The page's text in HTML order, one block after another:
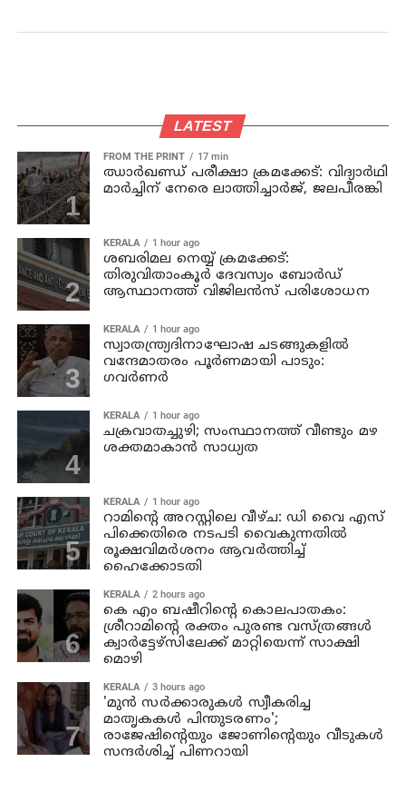
LATEST
FROM THE PRINT 17 min
ഝാര്‍ഖണ്ഡ് പരീക്ഷാ ക്രമക്കേട്: വിദ്യാര്‍ഥി
മാര്‍ച്ചിന് നേരെ ലാത്തിച്ചാര്‍ജ്, ജലപീരങ്കി
KERALA 1 hour ago
ശബരിമല നെയ്യ് ക്രമക്കേട്:
തിരുവിതാംകൂര്‍ ദേവസ്വം ബോര്‍ഡ്
ആസ്ഥാനത്ത് വിജിലന്‍സ് പരിശോധന
KERALA 1 hour ago
സ്വാതന്ത്ര്യദിനാഘോഷ ചടങ്ങുകളില്‍
വന്ദേമാതരം പൂര്‍ണമായി പാടും:
ഗവര്‍ണര്‍
KERALA 1 hour ago
ചക്രവാതച്ചുഴി; സംസ്ഥാനത്ത് വീണ്ടും മഴ
ശക്തമാകാന്‍ സാധ്യത
KERALA 1 hour ago
റാമിന്റെ അറസ്റ്റിലെ വീഴ്ച: ഡി വൈ എസ്
പിക്കെതിരെ നടപടി വൈകുന്നതില്‍
രൂക്ഷവിമര്‍ശനം ആവര്‍ത്തിച്ച്
ഹൈക്കോടതി
KERALA 2 hours ago
കെ എം ബഷീറിന്റെ കൊലപാതകം:
ശ്രീറാമിന്റെ രക്തം പുരണ്ട വസ്ത്രങ്ങള്‍
ക്വാര്‍ട്ടേഴ്‌സിലേക്ക് മാറ്റിയെന്ന് സാക്ഷി
മൊഴി
KERALA 3 hours ago
'മുന്‍ സര്‍ക്കാരുകള്‍ സ്വീകരിച്ച
മാതൃകകള്‍ പിന്തുടരണം';
രാജേഷിന്റെയും ജോണിന്റെയും വീടുകള്‍
സന്ദര്‍ശിച്ച് പിണറായി